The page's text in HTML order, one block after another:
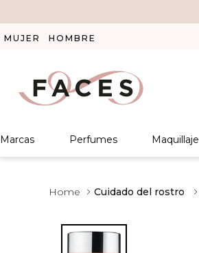
MUJER HOMBRE
Marcas Perfumes Maquillaje
Cuidado del rostro